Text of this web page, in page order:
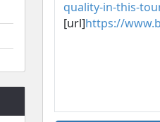
quality-in-this-
[url]https://